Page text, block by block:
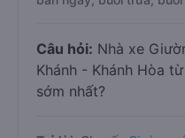
Câu hỏi: Nhà xe
Khánh - Khánh Hòa
sớm nhất?